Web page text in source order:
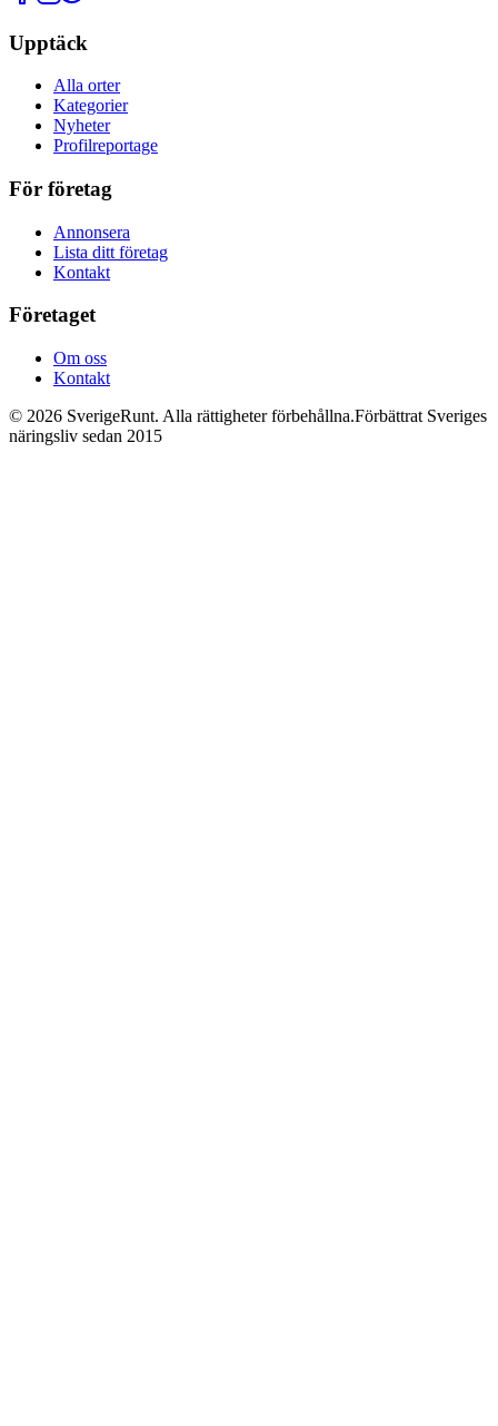
Upptäck
Alla orter
Kategorier
Nyheter
Profilreportage
För företag
Annonsera
Lista ditt företag
Kontakt
Företaget
Om oss
Kontakt
© 2026 SverigeRunt. Alla rättigheter förbehållna.Förbättrat Sveriges
näringsliv sedan 2015